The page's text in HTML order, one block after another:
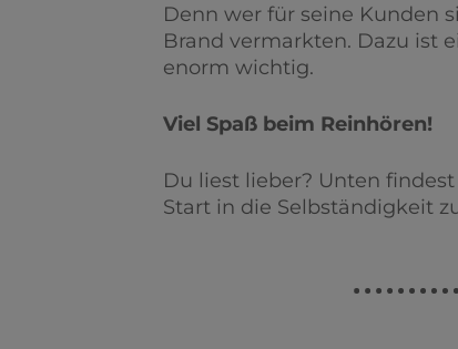
Denn wer für seine Kunden
Brand vermarkten. Dazu ist
enorm wichtig.
Viel Spaß beim Reinhören!
Du liest lieber? Unten
Start in die Selbständigkeit